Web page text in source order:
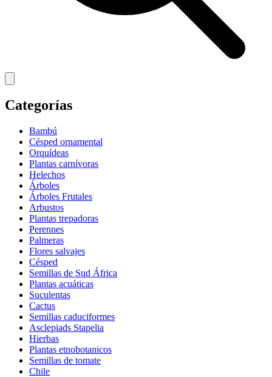
Categorías
Bambú
Césped ornamental
Orquídeas
Plantas carnívoras
Helechos
Árboles
Árboles Frutales
Arbustos
Plantas trepadoras
Perennes
Palmeras
Flores salvajes
Césped
Semillas de Sud África
Plantas acuáticas
Suculentas
Cactus
Semillas caduciformes
Asclepiads Stapelia
Hierbas
Plantas etnobotanicos
Semillas de tomate
Chile